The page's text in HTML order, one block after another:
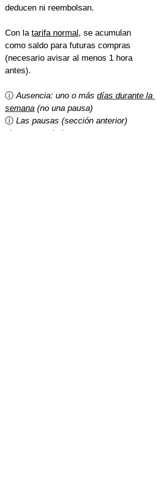
deducen ni reembolsan.
Con la tarifa normal, se acumulan
como saldo para futuras compras
(necesario avisar al menos 1 hora
antes).
ⓘ Ausencia: uno o más días durante la
semana (no una pausa)
ⓘ Las pausas (sección anterior)
siempre se deducen o posponen